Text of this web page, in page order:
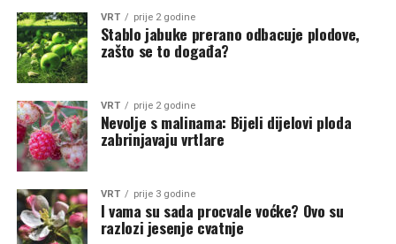
VRT prije 2 godine
Stablo jabuke prerano odbacuje plodove,
zašto se to događa?
VRT prije 2 godine
Nevolje s malinama: Bijeli dijelovi ploda
zabrinjavaju vrtlare
VRT prije 3 godine
I vama su sada procvale voćke? Ovo su
razlozi jesenje cvatnje